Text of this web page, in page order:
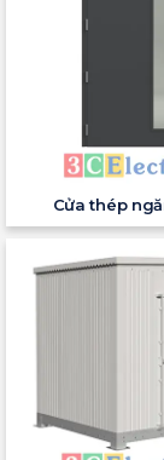
Cửa thép